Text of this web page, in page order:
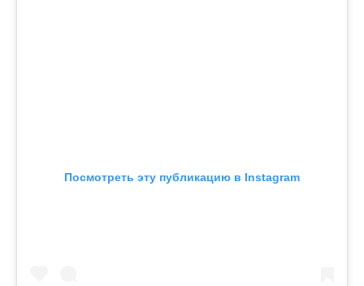
Посмотреть эту публикацию в Instagram